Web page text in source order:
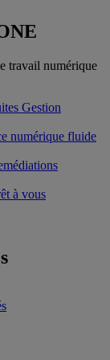
travail numérique
Gestion
numérique fluide
à vous